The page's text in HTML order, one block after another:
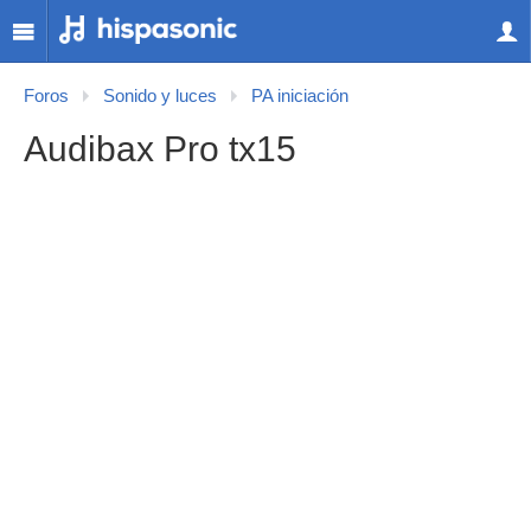
Foros Sonido y luces PA iniciación
Audibax Pro tx15